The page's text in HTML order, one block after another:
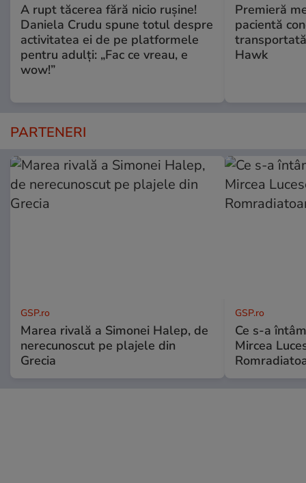
A rupt tăcerea fără nicio rușine!
Daniela Crudu spune totul despre
activitatea ei de pe platformele
pentru adulți: „Fac ce vreau, e
wow!”
Premieră
pacientă
Hawk
PARTENERI
GSP.ro
Marea rivală a Simonei Halep, de
nerecunoscut pe plajele din
Grecia
GSP.ro
Ce s-a
Mircea